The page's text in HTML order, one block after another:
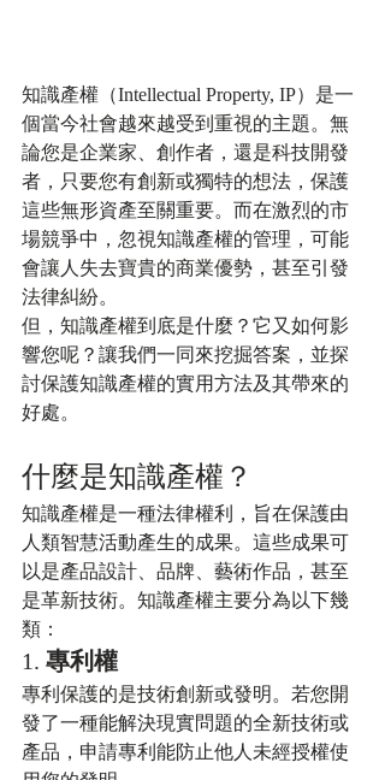
知識產權（Intellectual Property, IP）是一
個當今社會越來越受到重視的主題。無
論您是企業家、創作者，還是科技開發
者，只要您有創新或獨特的想法，保護
這些無形資產至關重要。而在激烈的市
場競爭中，忽視知識產權的管理，可能
會讓人失去寶貴的商業優勢，甚至引發
法律糾紛。
但，知識產權到底是什麼？它又如何影
響您呢？讓我們一同來挖掘答案，並探
討保護知識產權的實用方法及其帶來的
好處。
什麼是知識產權？
知識產權是一種法律權利，旨在保護由
人類智慧活動產生的成果。這些成果可
以是產品設計、品牌、藝術作品，甚至
是革新技術。知識產權主要分為以下幾
類：
1. 專利權
專利保護的是技術創新或發明。若您開
發了一種能解決現實問題的全新技術或
產品，申請專利能防止他人未經授權使